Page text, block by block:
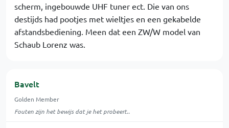
scherm, ingebouwde UHF tuner ect. Die van ons
destijds had pootjes met wieltjes en een gekabelde
afstandsbediening. Meen dat een ZW/W model van
Schaub Lorenz was.
Bavelt
Golden Member
Fouten zijn het bewijs dat je het probeert..